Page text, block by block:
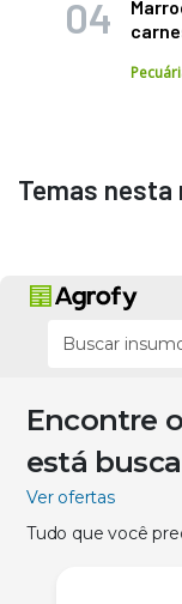
Temas nesta
Encontre
está
Ver ofertas
Tudo que você